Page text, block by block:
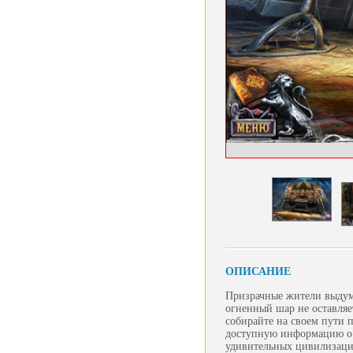
ОПИСАНИЕ
Призрачные жители
огненный шар не
собирайте на своем пути
доступную информацию о
удивительных